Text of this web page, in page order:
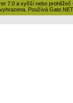
7.0 a vyšší nebo prohlížeč
Používá